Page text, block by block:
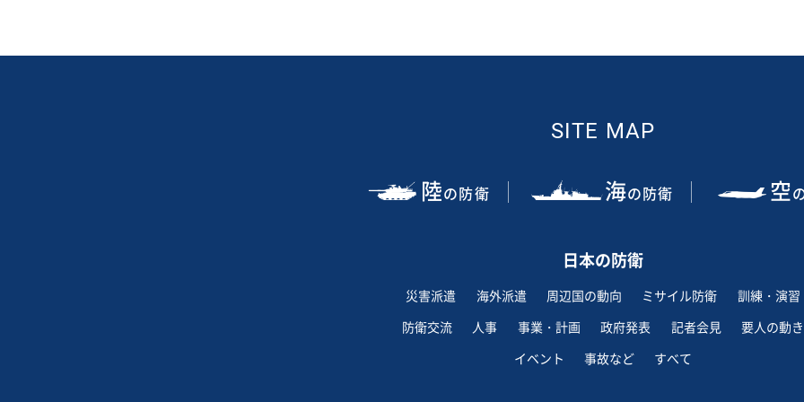
SITE MAP
陸の防衛 海の防衛 空
日本の防衛
災害派遣 海外派遣 周辺国の動向 ミサイル防衛
訓練・演習
防衛交流
人事 事業・計画 政府発表 記者会見
要人の動き
イベント
事故など すべて